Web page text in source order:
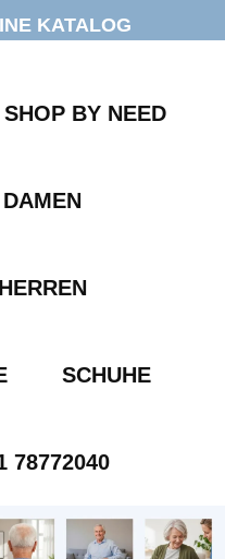
KATALOG
SHOP BY NEED
SCHUHE
78772040